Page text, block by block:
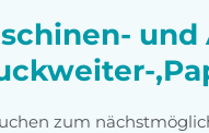
zum